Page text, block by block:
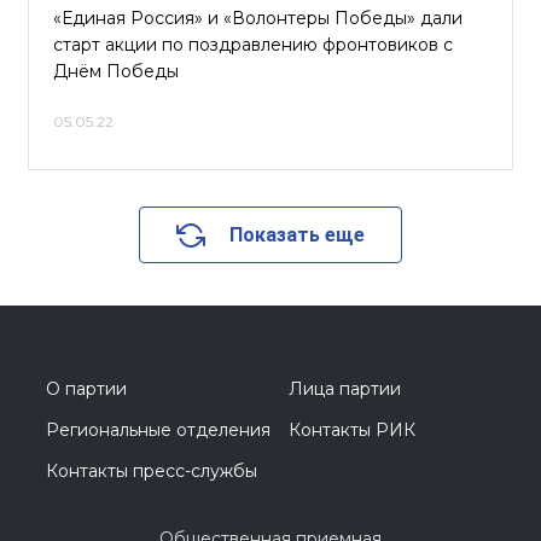
«Единая Россия» и «Волонтеры Победы» дали
старт акции по поздравлению фронтовиков с
Днём Победы
05.05.22
Показать еще
О партии
Лица партии
Региональные отделения
Контакты РИК
Контакты пресс-службы